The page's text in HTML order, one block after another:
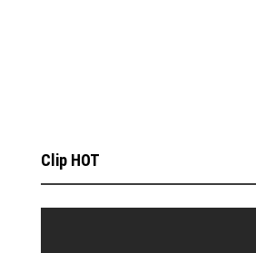
Clip HOT